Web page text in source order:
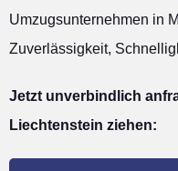
Umzugsunternehmen in
Zuverlässigkeit,
Jetzt unverbindlich
Liechtenstein ziehen: